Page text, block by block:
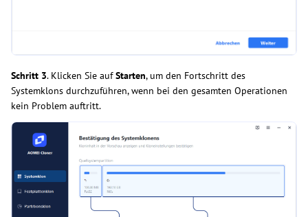
Schritt 3. Klicken Sie aufStarten, um den Fortschritt des
Systemklons durchzuführen, wenn bei den gesamten Operationen
kein Problem auftritt.